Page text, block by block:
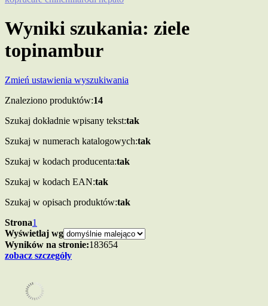
Wyniki szukania: ziele
topinambur
Zmień ustawienia wyszukiwania
Znaleziono produktów:14
Szukaj dokładnie wpisany tekst:tak
Szukaj w numerach katalogowych:tak
Szukaj w kodach producenta:tak
Szukaj w kodach EAN:tak
Szukaj w opisach produktów:tak
Strona1
Wyświetlaj wg
Wyników na stronie:183654
zobacz szczegóły